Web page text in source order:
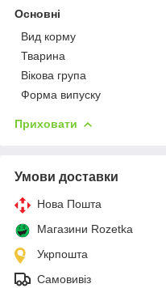
Основні
Вид корму
Тварина
Вікова група
Форма випуску
Приховати
Умови доставки
Нова Пошта
Магазини Rozetka
Укрпошта
Самовивіз